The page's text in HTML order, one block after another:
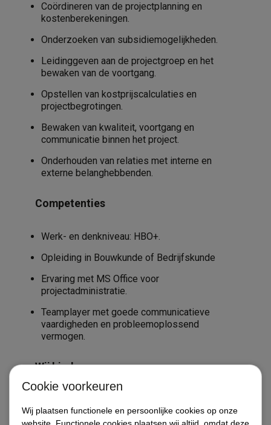
Coördineren van de projectplanning en
kostenberekeningen.
Onderzoeken van subsidiemogelijkheden.
Leidinggeven aan de projectgroep en het
bewaken van de voortgang.
Opstellen van kostprijscalculaties en
projectbegrotingen.
Bewaken van kwaliteit, voortgang en
communicatie binnen het project.
Onderhouden van relaties met interne en
externe belanghebbenden.
Competenties
Werk- en denkniveau: HBO+.
Opleiding in Bouwkunde of Bedrijfskunde
Ervaring met MS Office voor
projectadministratie.
Teamplayer met goede communicatieve
vaardigheden en probleemoplossend
vermogen.
Wij bieden
Ruimte voor persoonlijke en professionele
Cookie voorkeuren
Wij plaatsen functionele en persoonlijke cookies op onze
Diensten